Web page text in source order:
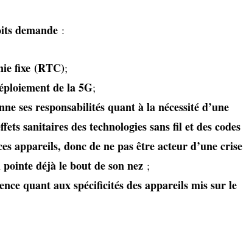
demande :
fixe (RTC);
de la 5G;
ses responsabilités quant à la nécessité d’une
sanitaires des technologies sans fil et des codes
appareils, donc de ne pas être acteur d’une crise
déjà le bout de son nez ;
quant aux spécificités des appareils mis sur le